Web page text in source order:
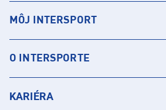
MÔJ INTERSPORT
O INTERSPORTE
KARIÉRA